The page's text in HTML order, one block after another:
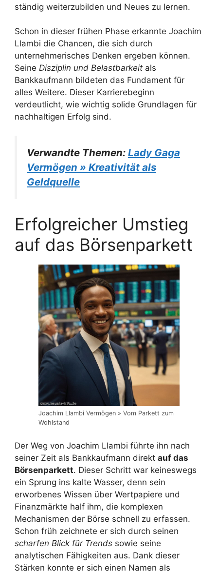
ständig weiterzubilden und Neues zu lernen.
Schon in dieser frühen Phase erkannte Joachim
Llambi die Chancen, die sich durch
unternehmerisches Denken ergeben können.
Seine Disziplin und Belastbarkeit als
Bankkaufmann bildeten das Fundament für
alles Weitere. Dieser Karrierebeginn
verdeutlicht, wie wichtig solide Grundlagen für
nachhaltigen Erfolg sind.
Verwandte Themen: Lady Gaga
Vermögen » Kreativität als
Geldquelle
Erfolgreicher Umstieg
auf das Börsenparkett
Joachim Llambi Vermögen » Vom Parkett zum
Wohlstand
Der Weg von Joachim Llambi führte ihn nach
seiner Zeit als Bankkaufmann direkt auf das
Börsenparkett. Dieser Schritt war keineswegs
ein Sprung ins kalte Wasser, denn sein
erworbenes Wissen über Wertpapiere und
Finanzmärkte half ihm, die komplexen
Mechanismen der Börse schnell zu erfassen.
Schon früh zeichnete er sich durch seinen
scharfen Blick für Trends sowie seine
analytischen Fähigkeiten aus. Dank dieser
Stärken konnte er sich einen Namen als